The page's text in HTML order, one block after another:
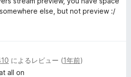
else, but not preview :/
によるレビュー (1年前)
all on